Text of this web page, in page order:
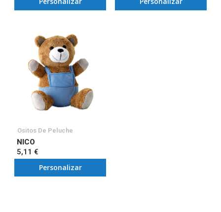
Ositos De Peluche
NICO
5,11 €
Personalizar